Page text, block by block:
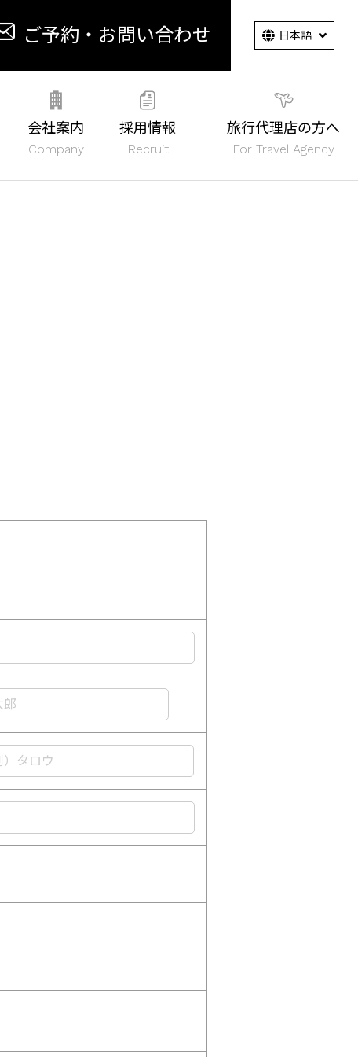
ご予約・お問い合わせ
会社案内
Company
採用情報
Recruit
旅行代理店の方へ
For Travel Agency